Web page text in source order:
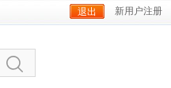
新用户注册